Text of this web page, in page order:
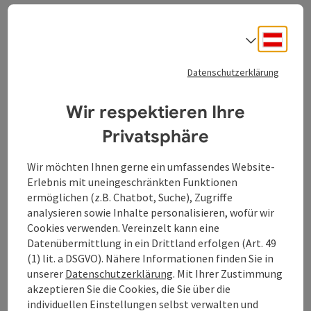
Beitrag merken: Rotes Kreuz/Ortsstelle Walding
Rotes Kreuz/Ortsstelle
Walding
Rettung im Nachbarort Walding
Ottensheim
Öffnungszeiten
MOMontag geöffnet
DIDienstag geöffnet
MIMittwoch geöffnet
DODonnerstag geöffnet
FRFreitag geöffnet
SASamstag geöffnet
SOSonntag geöffnet
FE Feiertag geöffnet
Datenschutzerklärung
Wir respektieren Ihre
Privatsphäre
Wir möchten Ihnen gerne ein umfassendes Website-
Erlebnis mit uneingeschränkten Funktionen
ermöglichen (z.B. Chatbot, Suche), Zugriffe
analysieren sowie Inhalte personalisieren, wofür wir
Cookies verwenden. Vereinzelt kann eine
Datenübermittlung in ein Drittland erfolgen (Art. 49
(1) lit. a DSGVO). Nähere Informationen finden Sie in
unserer Datenschutzerklärung. Mit Ihrer Zustimmung
akzeptieren Sie die Cookies, die Sie über die
individuellen Einstellungen selbst verwalten und